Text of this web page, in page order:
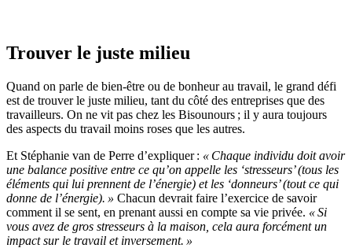
Trouver le juste milieu
Quand on parle de bien-être ou de bonheur au travail, le grand défi
est de trouver le juste milieu, tant du côté des entreprises que des
travailleurs. On ne vit pas chez les Bisounours ; il y aura toujours
des aspects du travail moins roses que les autres.
Et Stéphanie van de Perre d’expliquer : « Chaque individu doit avoir
une balance positive entre ce qu’on appelle les ‘stresseurs’(tous les
éléments qui lui prennent de l’énergie) et les ‘donneurs’(tout ce qui
donne de l’énergie). » Chacun devrait faire l’exercice de savoir
comment il se sent, en prenant aussi en compte sa vie privée. «Si
vous avez de gros stresseurs à la maison, cela aura forcément un
impact sur le travail et inversement. »